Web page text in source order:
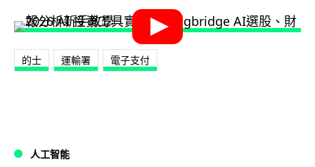
的士 運輸署 電子支付
人工智能